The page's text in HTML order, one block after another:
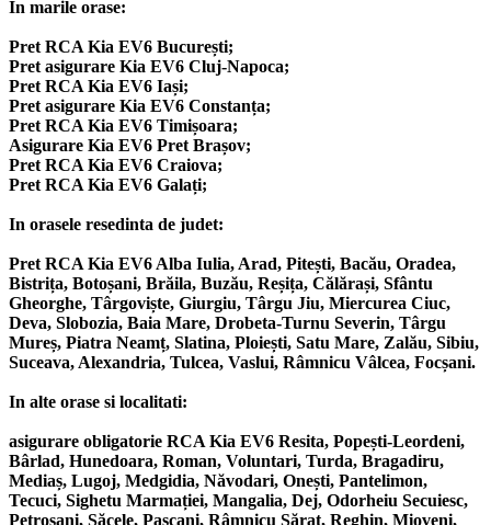
In marile orase:
Pret RCA Kia EV6 București;
Pret asigurare Kia EV6 Cluj-Napoca;
Pret RCA Kia EV6 Iași;
Pret asigurare Kia EV6 Constanța;
Pret RCA Kia EV6 Timișoara;
Asigurare Kia EV6 Pret Brașov;
Pret RCA Kia EV6 Craiova;
Pret RCA Kia EV6 Galați;
In orasele resedinta de judet:
Pret RCA Kia EV6 Alba Iulia, Arad, Pitești, Bacău, Oradea,
Bistrița, Botoșani, Brăila, Buzău, Reșița, Călărași, Sfântu
Gheorghe, Târgoviște, Giurgiu, Târgu Jiu, Miercurea Ciuc,
Deva, Slobozia, Baia Mare, Drobeta-Turnu Severin, Târgu
Mureș, Piatra Neamț, Slatina, Ploiești, Satu Mare, Zalău, Sibiu,
Suceava, Alexandria, Tulcea, Vaslui, Râmnicu Vâlcea, Focșani.
In alte orase si localitati:
asigurare obligatorie RCA Kia EV6 Resita, Popești-Leordeni,
Bârlad, Hunedoara, Roman, Voluntari, Turda, Bragadiru,
Mediaș, Lugoj, Medgidia, Năvodari, Onești, Pantelimon,
Tecuci, Sighetu Marmației, Mangalia, Dej, Odorheiu Secuiesc,
Petroșani, Săcele, Pașcani, Râmnicu Sărat, Reghin, Mioveni,